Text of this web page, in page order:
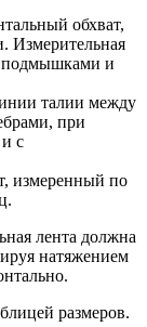
обхват,
Измерительная
подмышками и
талии между
при
с
измеренный по
лента должна
натяжением
размеров.